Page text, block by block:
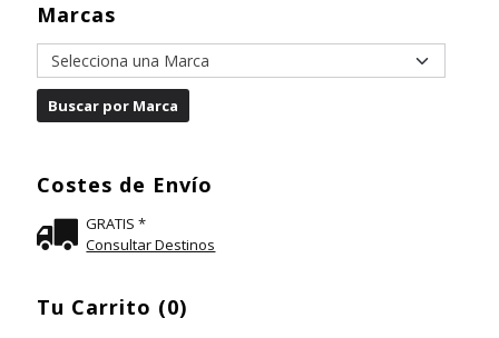
Marcas
Costes de Envío
GRATIS *
Consultar Destinos
Tu Carrito (0)